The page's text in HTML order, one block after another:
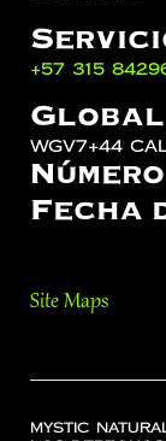
‪+57 315
Global
WGV7+44
Fecha
Site Maps
Mystic